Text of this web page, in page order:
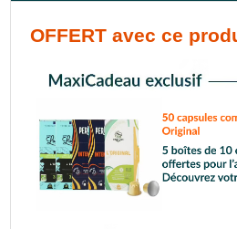
OFFERT avec ce